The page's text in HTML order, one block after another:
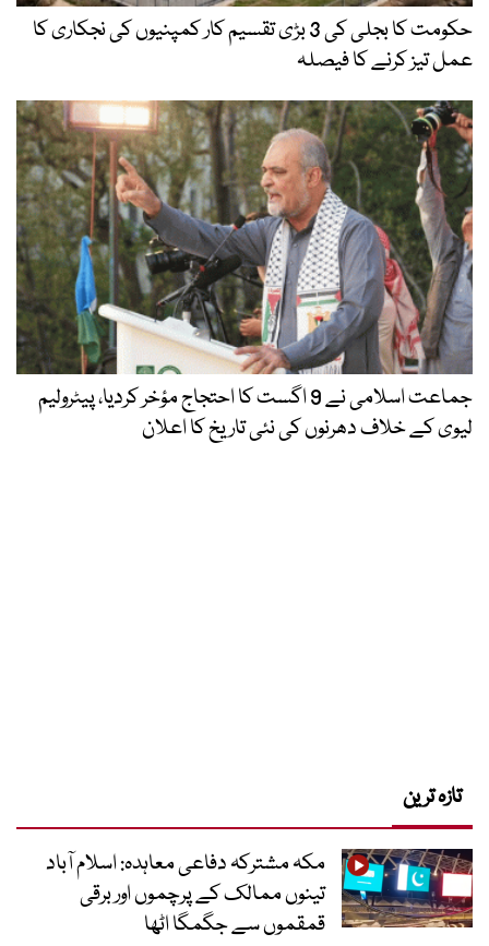
حکومت کا بجلی کی 3 بڑی تقسیم کار کمپنیوں کی نجکاری کا
عمل تیز کرنے کا فیصلہ
جماعت اسلامی نے 9 اگست کا احتجاج مؤخر کردیا، پیٹرولیم
لیوی کے خلاف دھرنوں کی نئی تاریخ کا اعلان
تازہ ترین
مکہ مشترکہ دفاعی معاہدہ: اسلام آباد
تینوں ممالک کے پرچموں اور برقی
قمقموں سے جگمگا اٹھا